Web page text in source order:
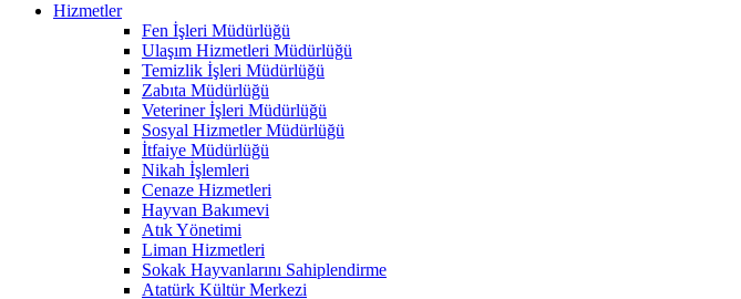
Hizmetler
Fen İşleri Müdürlüğü
Ulaşım Hizmetleri Müdürlüğü
Temizlik İşleri Müdürlüğü
Zabıta Müdürlüğü
Veteriner İşleri Müdürlüğü
Sosyal Hizmetler Müdürlüğü
İtfaiye Müdürlüğü
Nikah İşlemleri
Cenaze Hizmetleri
Hayvan Bakımevi
Atık Yönetimi
Liman Hizmetleri
Sokak Hayvanlarını Sahiplendirme
Atatürk Kültür Merkezi